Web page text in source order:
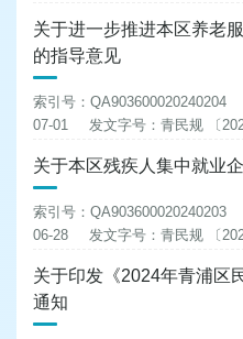
关于进一步推进本区养老
的指导意见
索引号：QA903600020240204
07-01
发文字号：青民规 〔
关于本区残疾人集中就业
索引号：QA903600020240203
06-28
发文字号：青民规 〔
关于印发《2024年青浦区
通知